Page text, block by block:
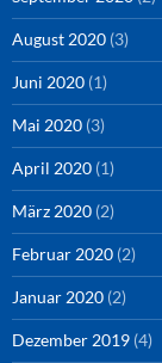
August 2020 (3)
Juni 2020 (1)
Mai 2020 (3)
April 2020 (1)
März 2020 (2)
Februar 2020 (2)
Januar 2020 (2)
Dezember 2019 (4)